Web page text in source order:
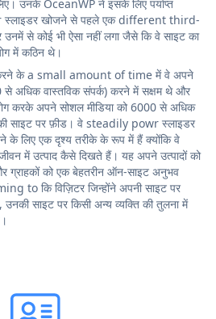
उनके OceanWP ने इसके लिए पर्याप्त
स्लाइडर खोजने से पहले एक different third-
से कोई भी ऐसा नहीं लगा जैसे कि वे साइट का
में कठिन थे।
करने के a small amount of time में वे अपने
अधिक वास्तविक संपर्क) करने में सक्षम थे और
करके अपने सोशल मीडिया को 6000 से अधिक
साइट पर फ़ीड। वे steadily powr स्लाइडर
के लिए एक दृश्य तरीके के रूप में हैं क्योंकि वे
में उत्पाद कैसे दिखते हैं। यह अपने उत्पादों को
ग्राहकों को एक बेहतरीन ऑन-साइट अनुभव
to कि विज़िटर जिन्होंने अपनी साइट पर
साइट पर किसी अन्य व्यक्ति की तुलना में